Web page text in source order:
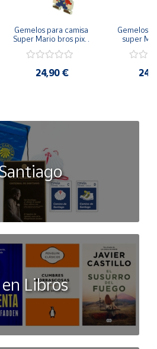
Gemelos para camisa
Super Mario bros pixel
24,90 €
Gemelos
super
Libros